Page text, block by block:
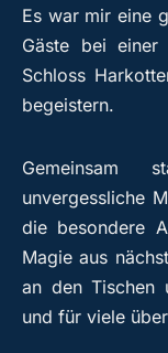
Es war mir eine
Gäste bei einer
Schloss
begeistern.
Gemeinsam
unvergessliche
die besondere
Magie aus
an den Tischen
und für viele